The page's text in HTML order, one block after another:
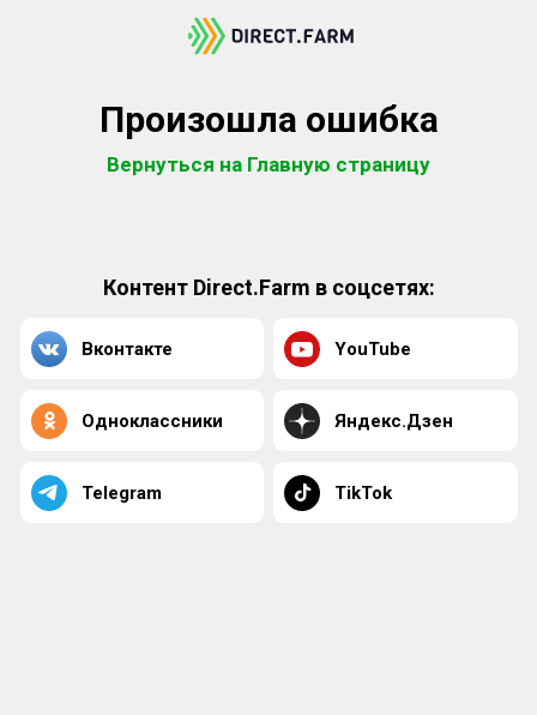
Произошла ошибка
Вернуться на Главную страницу
Контент Direct.Farm в соцсетях:
Вконтакте YouTube
Одноклассники Яндекс.Дзен
Telegram TikTok